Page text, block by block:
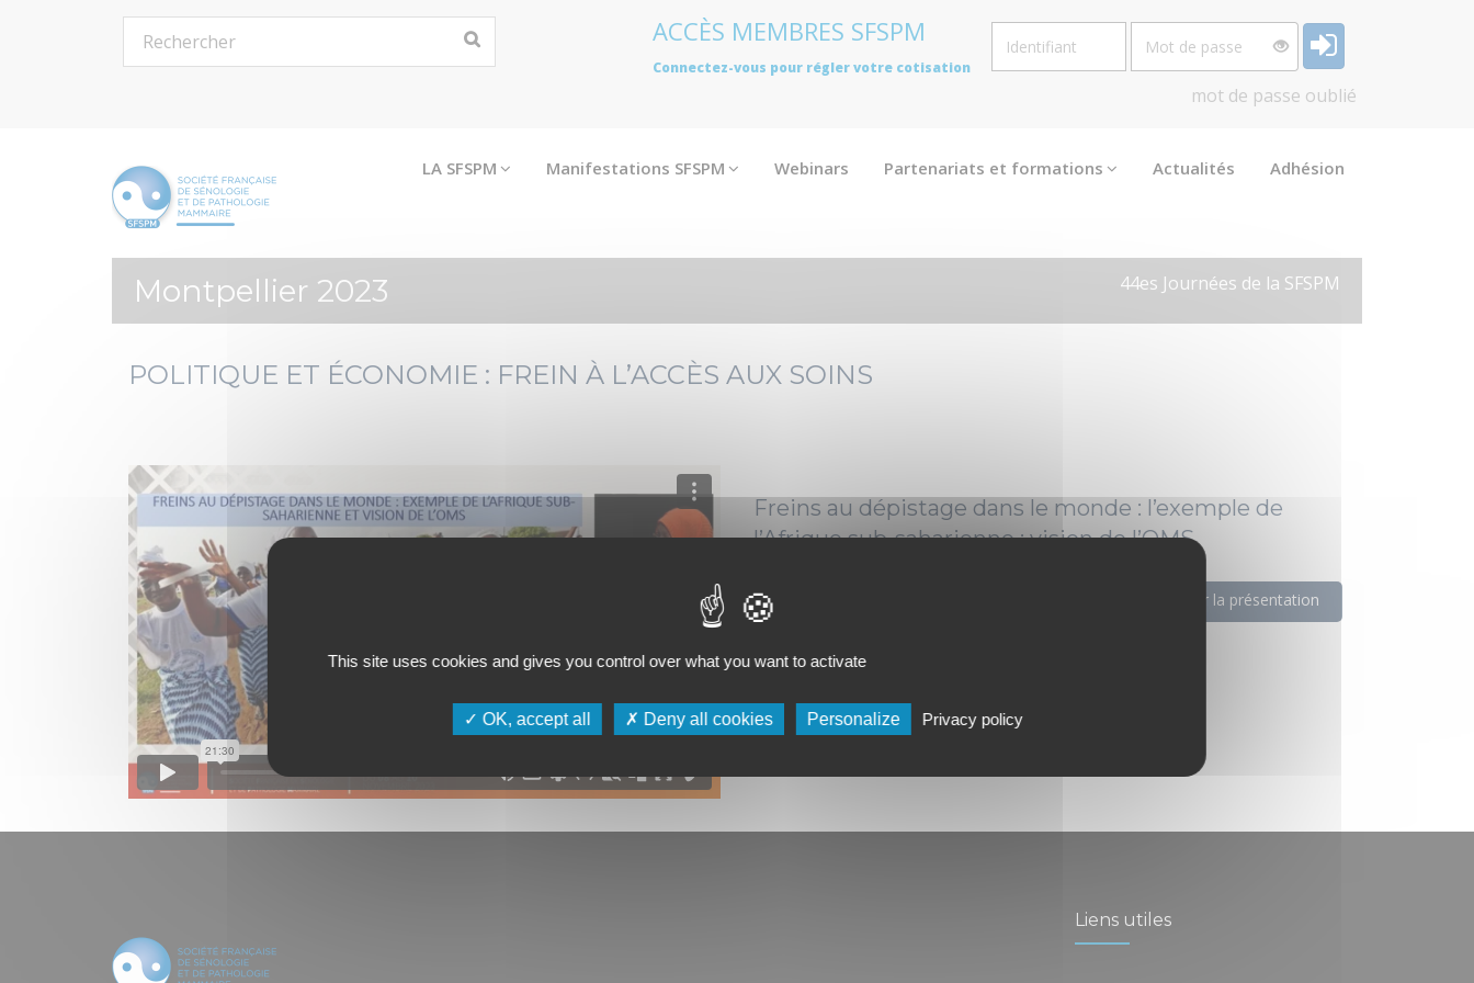
ACCÈS MEMBRES SFSPM
Connectez-vous pour régler votre cotisation
Identifiant
de
mot de passe oublié
LA SFSPM Manifestations SFSPM Webinars Partenariats et formations Actualités Adhésion
Montpellier 2023 44es Journées de la SFSPM
POLITIQUE ET ÉCONOMIE : FREIN À L’ACCÈS AUX SOINS
Freins au dépistage dans le monde : l’exemple de
l’Afrique sub-saharienne : vision de l’OMS.
(Brazzaville)
Télécharger la présentation
10/11/2023
Liens utiles
This site uses cookies and gives you control over what you want to activate
OK, accept all Deny all cookies Personalize Privacy policy